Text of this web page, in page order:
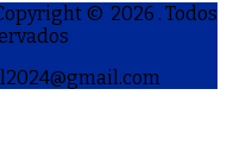
© 2026 . Todos